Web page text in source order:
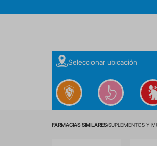
Seleccionar ubicación
SUPLEMENTOS Y